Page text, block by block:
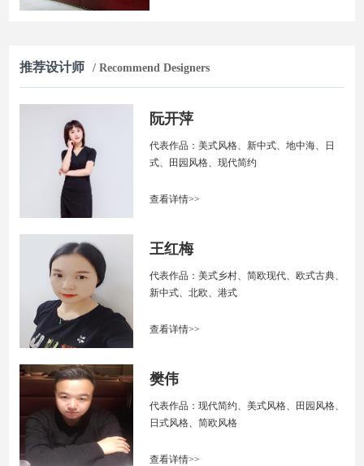
推荐设计师 / Recommend Designers
阮开萍
代表作品：美式风格、新中式、地中海、日
式、田园风格、现代简约
查看详情>>
王红梅
代表作品：美式乡村、简欧现代、欧式古典、
新中式、北欧、港式
查看详情>>
樊伟
代表作品：现代简约、美式风格、田园风格、
日式风格、简欧风格
查看详情>>